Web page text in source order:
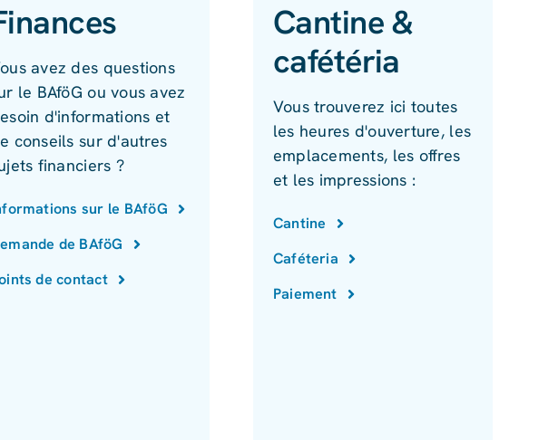
avez des questions
le BAföG ou vous avez
d'informations et
conseils sur d'autres
financiers ?
sur le BAföG
de BAföG
de contact
Cantine &
cafétéria
Vous trouverez ici toutes
les heures d'ouverture, les
emplacements, les offres
et les impressions :
Cantine
Caféteria
Paiement